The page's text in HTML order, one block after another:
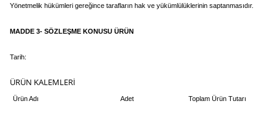
Yönetmelik hükümleri gereğince tarafların hak ve yükümlülüklerinin saptanmasıdır.
MADDE 3- SÖZLEŞME KONUSU ÜRÜN
Tarih:
ÜRÜN KALEMLERİ
Ürün Adı Adet Toplam Ürün Tutarı